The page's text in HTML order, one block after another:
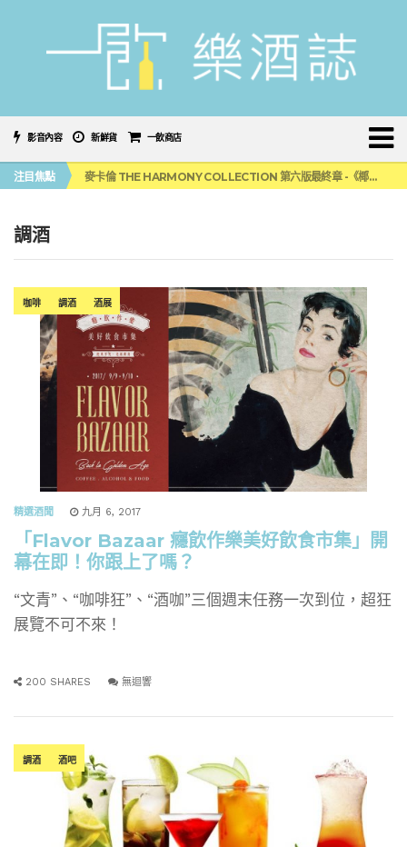
影音內容 新鮮貨 一飲商店
注目焦點
美國正式恢復蘇格蘭威士忌零關稅！烈酒產業再次迎來重磅利多
麥卡倫 THE HARMONY COLLECTION 第六版最終章 -《椰風煖韻》
角嗨尬炸物X爽快這一步，角瓶攜手頂呱呱 全新套餐限時登場
調酒
咖啡 調酒 酒展
精選酒聞 九月 6, 2017
「Flavor Bazaar 癮飲作樂美好飲食市集」開
幕在即！你跟上了嗎？
“文青”、“咖啡狂”、“酒咖”三個週末任務一次到位，超狂
展覽不可不來！
200 SHARES 無迴響
調酒 酒吧